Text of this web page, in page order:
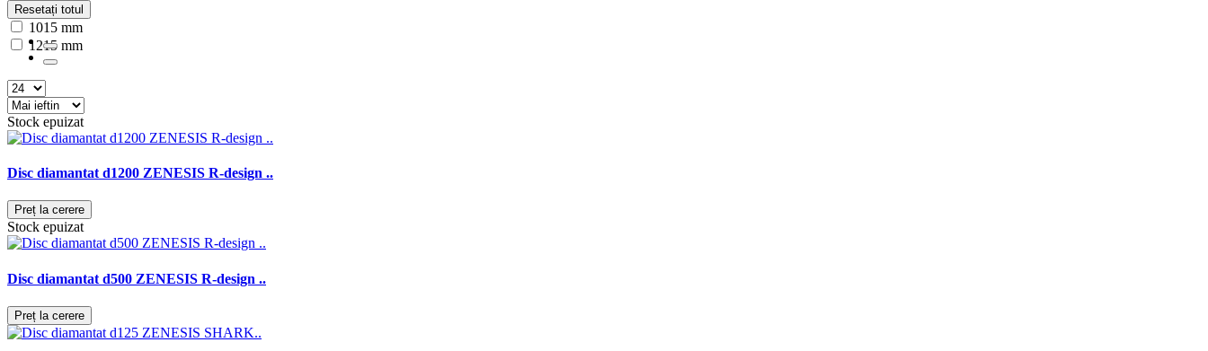
815 mm
1015 mm
1215 mm
Resetați totul
Stock epuizat
Disc diamantat d1200 ZENESIS R-design ..
Preț la cerere
Stock epuizat
Disc diamantat d500 ZENESIS R-design ..
Preț la cerere